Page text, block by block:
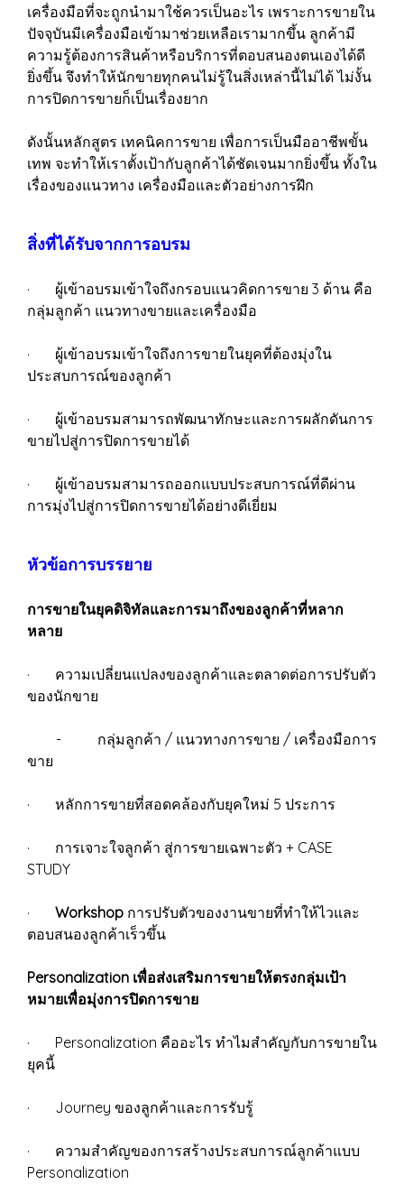
เครื่องมือที่จะถูกนำมาใช้ควรเป็นอะไร เพราะการขายใน
ปัจจุบันมีเครื่องมือเข้ามาช่วยเหลือเรามากขึ้น ลูกค้ามี
ความรู้ต้องการสินค้าหรือบริการที่ตอบสนองตนเองได้ดี
ยิ่งขึ้น จึงทำให้นักขายทุกคนไม่รู้ในสิ่งเหล่านี้ไม่ได้ ไม่งั้น
การปิดการขายก็เป็นเรื่องยาก
ดังนั้นหลักสูตร เทคนิคการขาย เพื่อการเป็นมืออาชีพขั้น
เทพ จะทำให้เราตั้งเป้ากับลูกค้าได้ชัดเจนมากยิ่งขึ้น ทั้งใน
เรื่องของแนวทาง เครื่องมือและตัวอย่างการฝึก
สิ่งที่ได้รับจากการอบรม
· ผู้เข้าอบรมเข้าใจถึงกรอบแนวคิดการขาย 3 ด้าน คือ
กลุ่มลูกค้า แนวทางขายและเครื่องมือ
· ผู้เข้าอบรมเข้าใจถึงการขายในยุคที่ต้องมุ่งใน
ประสบการณ์ของลูกค้า
· ผู้เข้าอบรมสามารถพัฒนาทักษะและการผลักดันการ
ขายไปสู่การปิดการขายได้
· ผู้เข้าอบรมสามารถออกแบบประสบการณ์ที่ดีผ่าน
การมุ่งไปสู่การปิดการขายได้อย่างดีเยี่ยม
หัวข้อการบรรยาย
การขายในยุคดิจิทัลและการมาถึงของลูกค้าที่หลาก
หลาย
· ความเปลี่ยนแปลงของลูกค้าและตลาดต่อการปรับตัว
ของนักขาย
- กลุ่มลูกค้า / แนวทางการขาย / เครื่องมือการ
ขาย
· หลักการขายที่สอดคล้องกับยุคใหม่ 5 ประการ
· การเจาะใจลูกค้า สู่การขายเฉพาะตัว + CASE
STUDY
· Workshop การปรับตัวของงานขายที่ทำให้ไวและ
ตอบสนองลูกค้าเร็วขึ้น
Personalization เพื่อส่งเสริมการขายให้ตรงกลุ่มเป้า
หมายเพื่อมุ่งการปิดการขาย
· Personalization คืออะไร ทำไมสำคัญกับการขายใน
ยุคนี้
· Journey ของลูกค้าและการรับรู้
· ความสำคัญของการสร้างประสบการณ์ลูกค้าแบบ
Personalization